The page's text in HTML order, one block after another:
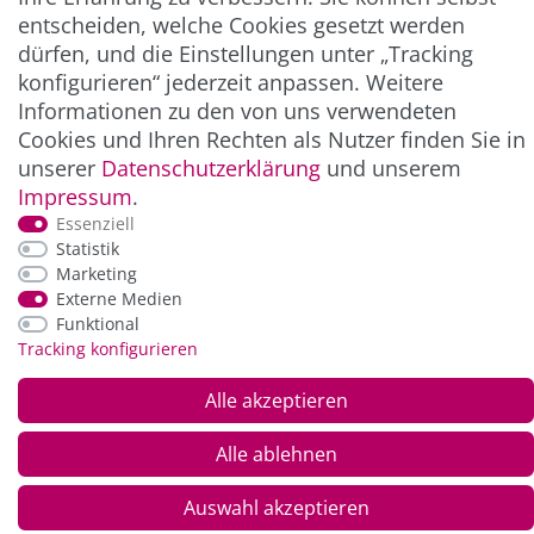
ZAHLUNG & VERSAND
*Alle Preise inkl. der gesetzl. MwSt. zzgl.
und Versandkosten
entscheiden, welche Cookies gesetzt werden
dürfen, und die Einstellungen unter „Tracking
konfigurieren“ jederzeit anpassen. Weitere
Informationen zu den von uns verwendeten
Cookies und Ihren Rechten als Nutzer finden Sie in
unserer Daten­schutz­erklärung und unserem
Impressum.
Essenziell
Statistik
Marketing
Externe Medien
Funktional
Tracking konfigurieren
Alle akzeptieren
Alle ablehnen
Auswahl akzeptieren
© Copyright 2026 Alle Rechte vorbehalten. |